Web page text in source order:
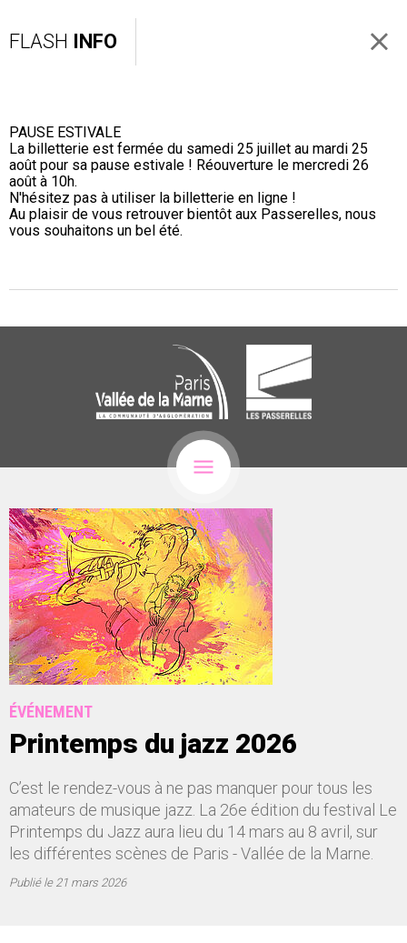
FLASH INFO
PAUSE ESTIVALE
La billetterie est fermée du samedi 25 juillet au mardi 25
août pour sa pause estivale ! Réouverture le mercredi 26
août à 10h.
N'hésitez pas à utiliser la billetterie en ligne !
Au plaisir de vous retrouver bientôt aux Passerelles, nous
vous souhaitons un bel été.
ÉVÉNEMENT
Printemps du jazz 2026
C’est le rendez-vous à ne pas manquer pour tous les
amateurs de musique jazz. La 26e édition du festival Le
Printemps du Jazz aura lieu du 14 mars au 8 avril, sur
les différentes scènes de Paris - Vallée de la Marne.
Publié le21 mars 2026